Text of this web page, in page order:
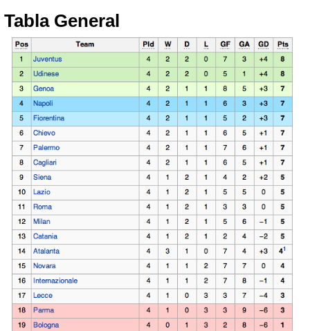
Tabla General